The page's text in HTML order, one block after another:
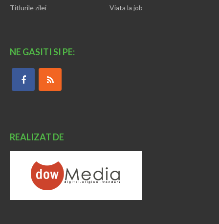
Titlurile zilei
Viata la job
NE GASITI SI PE:
REALIZAT DE